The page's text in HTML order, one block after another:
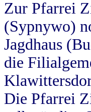
Zur Pfarrei
(Sypnywo)
Jagdhaus
die
Die Pfarrei